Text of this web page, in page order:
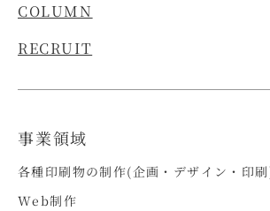
COLUMN
RECRUIT
事業領域
各種印刷物の制作(企画・デザイン・印
Web制作